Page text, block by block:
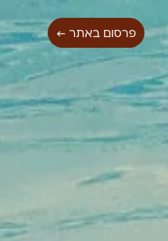
פרסום באתר ←